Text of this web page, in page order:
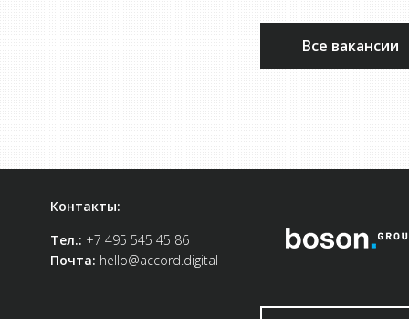
Все вакансии
Контакты:
Тел.: +7 495 545 45 86
Почта: hello@accord.digital